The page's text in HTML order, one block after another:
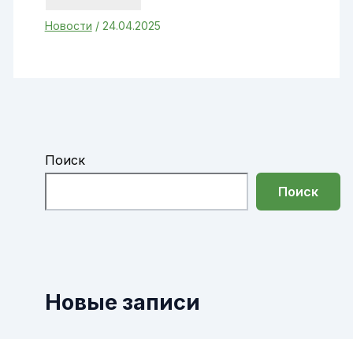
Новости / 24.04.2025
Поиск
Поиск
Новые записи